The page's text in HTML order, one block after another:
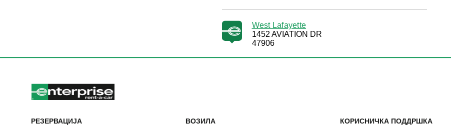
West Lafayette
1452 AVIATION DR
47906
РЕЗЕРВАЦИЈА
ВОЗИЛА
КОРИСНИЧКА ПОДДРШКА